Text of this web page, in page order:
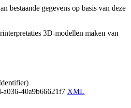
bestaande gegevens op basis van deze
3D-modellen maken van
a036-40a9b66621f7 XML